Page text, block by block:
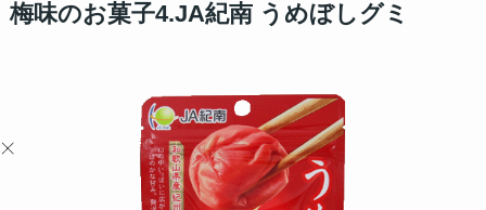
梅味のお菓子4.JA紀南 うめぼしグミ